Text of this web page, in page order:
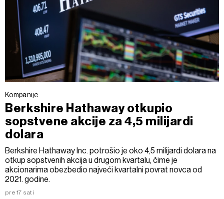
Kompanije
Berkshire Hathaway otkupio
sopstvene akcije za 4,5 milijardi
dolara
Berkshire Hathaway Inc. potrošio je oko 4,5 milijardi dolara na
otkup sopstvenih akcija u drugom kvartalu, čime je
akcionarima obezbedio najveći kvartalni povrat novca od
2021. godine.
pre 17 sati